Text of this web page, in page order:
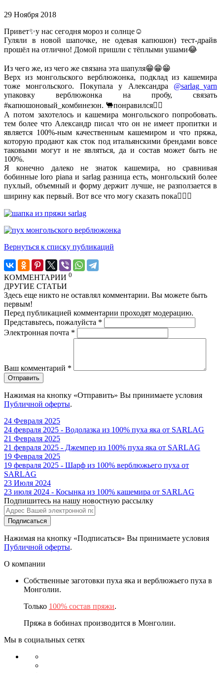
29 Ноября 2018
Привет✨у нас сегодня мороз и солнце☺️
Гуляли в новой шапочке, не одевая капюшон) тест-драйв
прошёл на отлично! Домой пришли с тёплыми ушами😂
Из чего же, из чего же связана эта шапуля😁😁😁
Верх из монгольского верблюжонка, подклад из кашемира
тоже монгольского. Покупала у Александра @sarlag_yarn
упаковку верблюжонка на пробу, связать
#капюшоновый_комбинезон. 🐫понравился👍🏼
А потом захотелось и кашемира монгольского попробовать.
тем более что Александр писал что он не имеет пропитки и
является 100%-ным качественным кашемиром и что пряжа,
которую продают как сток под итальянскими брендами вовсе
таковыми могут и не являться, да и состав может быть не
100%.
Я конечно далеко не знаток кашемира, но сравнивая
бобинные loro piana и sarlag разница есть, монгольский более
пухлый, объемный и форму держит лучше, не разползается в
ширину как первый. Вот все что могу сказать пока🤷🏻‍♀️
Вернуться к списку публикаций
КОММЕНТАРИИ 0
ДРУГИЕ СТАТЬИ
Здесь еще никто не оставлял комментарии. Вы можете быть
первым!
Перед публикацией комментарии проходят модерацию.
Представьтесь, пожалуйста *
Электронная почта *
Ваш комментарий *
Отправить
Нажимая на кнопку «Отправить» Вы принимаете условия
Публичной оферты.
24 Февраля 2025
24 февраля 2025 - Водолазка из 100% пуха яка от SARLAG
21 Февраля 2025
21 февраля 2025 - Джемпер из 100% пуха яка от SARLAG
19 Февраля 2025
19 февраля 2025 - Шарф из 100% верблюжьего пуха от
SARLAG
23 Июля 2024
23 июля 2024 - Косынка из 100% кашемира от SARLAG
Подпишитесь на нашу новостную рассылку
Подписаться
Нажимая на кнопку «Подписаться» Вы принимаете условия
Публичной оферты.
О компании
Собственные заготовки пуха яка и верблюжьего пуха в
Монголии.
Только 100% состав пряжи.
Пряжа в бобинах производится в Монголии.
Мы в социальных сетях